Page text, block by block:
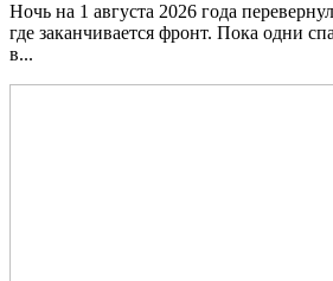
Ночь на 1 августа 2026 года
где заканчивается фронт. Пока одни
в...